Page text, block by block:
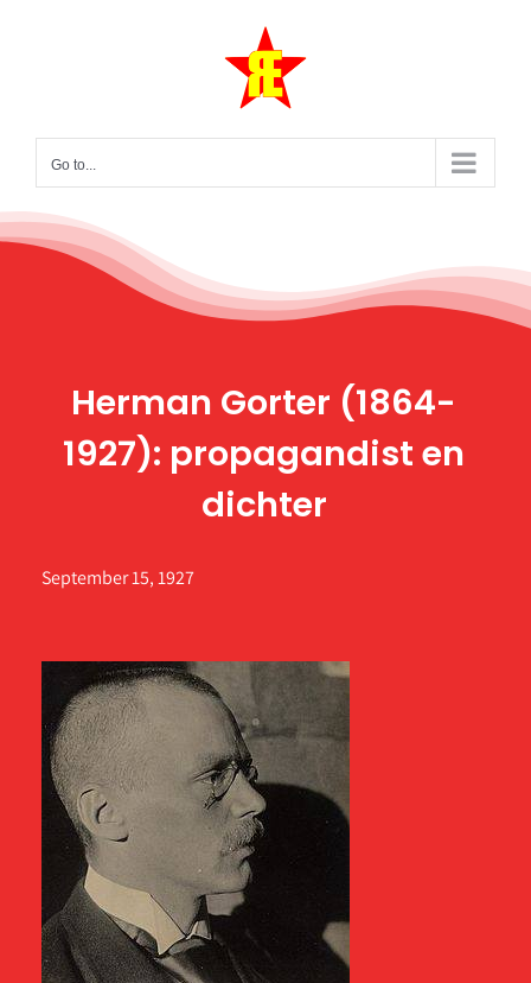
Go to...
Herman Gorter (1864-
1927): propagandist en
dichter
September 15, 1927